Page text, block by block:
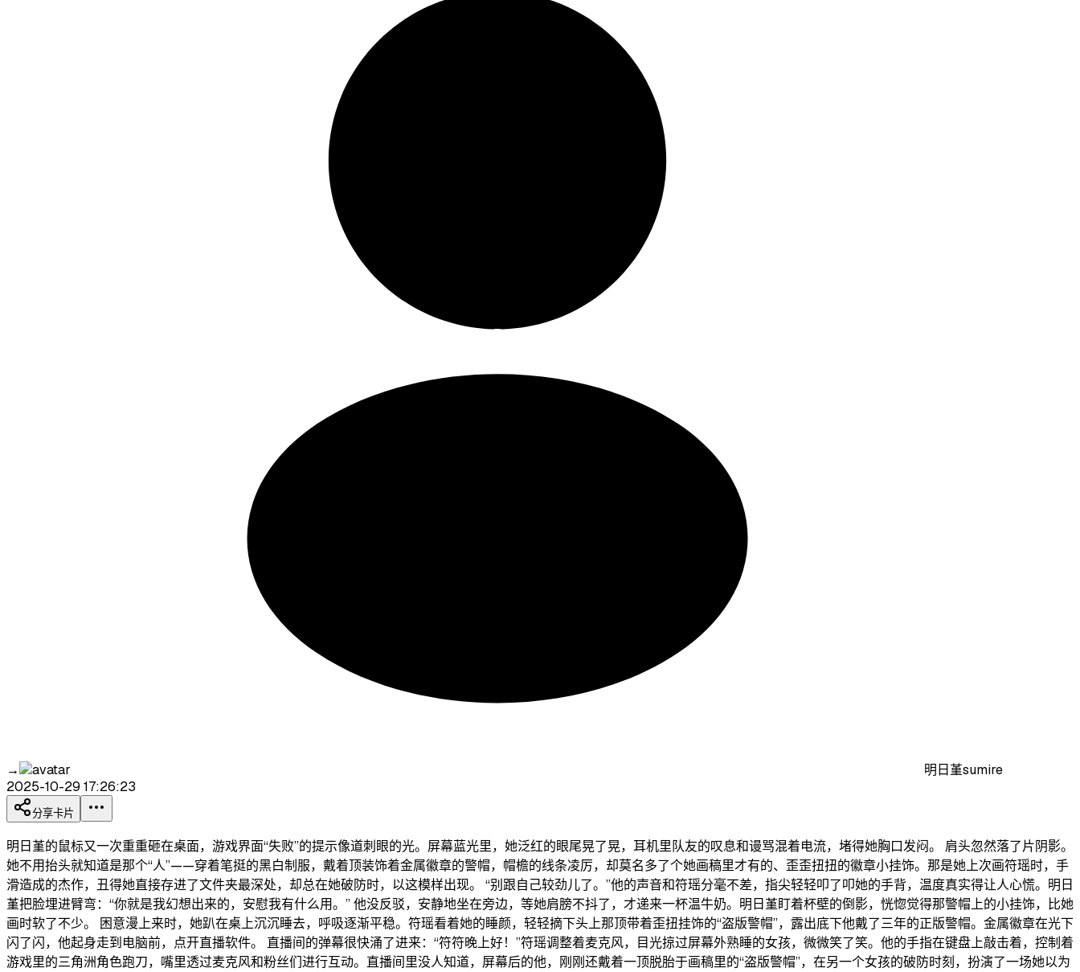
→
明日堇sumire
2025-10-29 17:26:23
分享卡片
明日堇的鼠标又一次重重砸在桌面，游戏界面“失败”的提示像道刺眼的光。屏幕蓝光里，她泛红的眼尾晃了晃，耳机里队友的叹息和谩骂混着电流，堵得她胸口发闷。 肩头忽然落了片阴影。
她不用抬头就知道是那个“人”——穿着笔挺的黑白制服，戴着顶装饰着金属徽章的警帽，帽檐的线条凌厉，却莫名多了个她画稿里才有的、歪歪扭扭的徽章小挂饰。那是她上次画符瑶时，手
滑造成的杰作，丑得她直接存进了文件夹最深处，却总在她破防时，以这模样出现。 “别跟自己较劲儿了。”他的声音和符瑶分毫不差，指尖轻轻叩了叩她的手背，温度真实得让人心慌。明日
堇把脸埋进臂弯：“你就是我幻想出来的，安慰我有什么用。” 他没反驳，安静地坐在旁边，等她肩膀不抖了，才递来一杯温牛奶。明日堇盯着杯壁的倒影，恍惚觉得那警帽上的小挂饰，比她
画时软了不少。 困意漫上来时，她趴在桌上沉沉睡去，呼吸逐渐平稳。符瑶看着她的睡颜，轻轻摘下头上那顶带着歪扭挂饰的“盗版警帽”，露出底下他戴了三年的正版警帽。金属徽章在光下
闪了闪，他起身走到电脑前，点开直播软件。 直播间的弹幕很快涌了进来：“符符晚上好！”符瑶调整着麦克风，目光掠过屏幕外熟睡的女孩，微微笑了笑。他的手指在键盘上敲击着，控制着
游戏里的三角洲角色跑刀，嘴里透过麦克风和粉丝们进行互动。直播间里没人知道，屏幕后的他，刚刚还戴着一顶脱胎于画稿里的“盗版警帽”，在另一个女孩的破防时刻，扮演了一场她以为